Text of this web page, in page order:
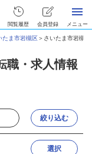
閲覧履歴 会員登録 メニュー
たま市岩槻区＞ さいたま市岩槻
職・求人情報
絞り込む
選択